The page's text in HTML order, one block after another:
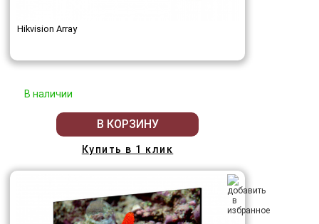
Hikvision Array
В наличии
В КОРЗИНУ
Купить в 1 клик